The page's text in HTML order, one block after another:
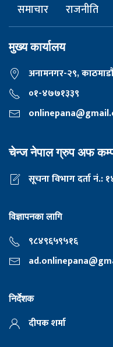
समाचार राजनीति
मुख्य कार्यालय
अनामनगर-२९,
०१-४७७१३३९
चेन्ज नेपाल ग्रुप अफ
सूचना विभाग दर्ता
विज्ञापनका लागि
९८४९६५९५१६
निर्देशक
दीपक शर्मा